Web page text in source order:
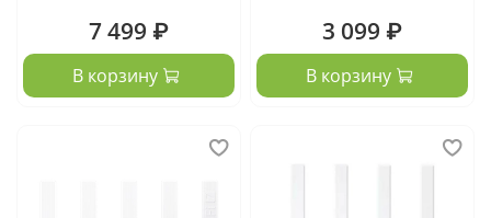
7 499 ₽
В корзину
3 099 ₽
В корзину